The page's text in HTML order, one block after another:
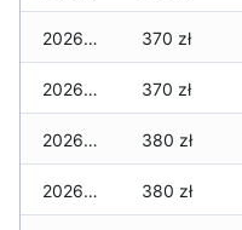
2026-08-06 370 zł
2026-08-05 370 zł
2026-08-04 380 zł
2026-08-03 380 zł